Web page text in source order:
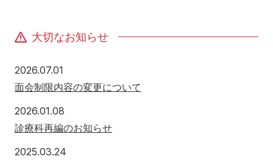
大切なお知らせ
2026.07.01
面会制限内容の変更について
2026.01.08
診療科再編のお知らせ
2025.03.24